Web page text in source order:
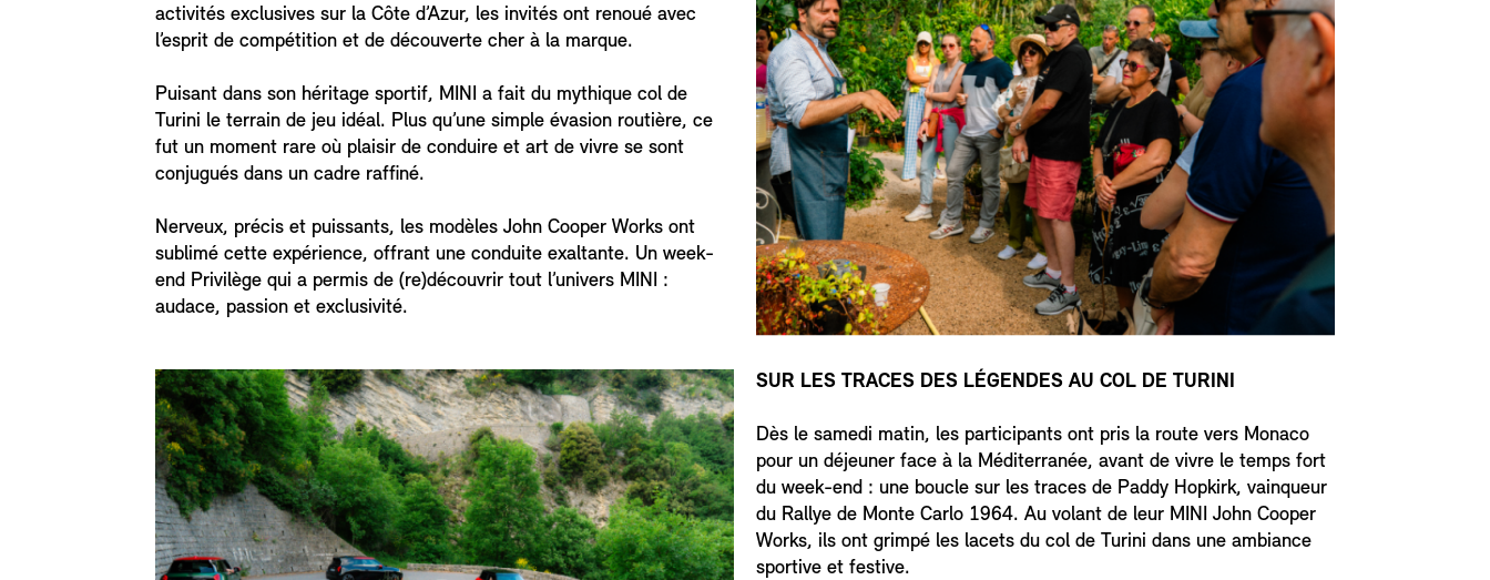
activités exclusives sur la Côte d’Azur, les invités ont renoué avec
l’esprit de compétition et de découverte cher à la marque.
Puisant dans son héritage sportif, MINI a fait du mythique col de
Turini le terrain de jeu idéal. Plus qu’une simple évasion routière, ce
fut un moment rare où plaisir de conduire et art de vivre se sont
conjugués dans un cadre raffiné.
Nerveux, précis et puissants, les modèles John Cooper Works ont
sublimé cette expérience, offrant une conduite exaltante. Un week-
end Privilège qui a permis de (re)découvrir tout l’univers MINI :
audace, passion et exclusivité.
SUR LES TRACES DES LÉGENDES AU COL DE TURINI
Dès le samedi matin, les participants ont pris la route vers Monaco
pour un déjeuner face à la Méditerranée, avant de vivre le temps fort
du week-end : une boucle sur les traces de Paddy Hopkirk, vainqueur
du Rallye de Monte Carlo 1964. Au volant de leur MINI John Cooper
Works, ils ont grimpé les lacets du col de Turini dans une ambiance
sportive et festive.